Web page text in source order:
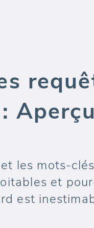
les mots-
et
est